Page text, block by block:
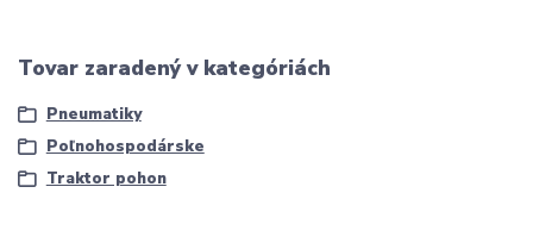
Tovar zaradený v kategóriách
Pneumatiky
Poľnohospodárske
Traktor pohon